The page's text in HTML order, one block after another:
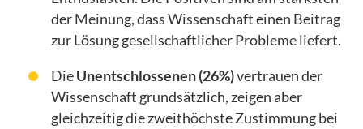
der Meinung, dass Wissenschaft einen Beitrag
zur Lösung gesellschaftlicher Probleme liefert.
DieUnentschlossenen (26%)vertrauen der
Wissenschaft grundsätzlich, zeigen aber
gleichzeitig die zweithöchste Zustimmung bei